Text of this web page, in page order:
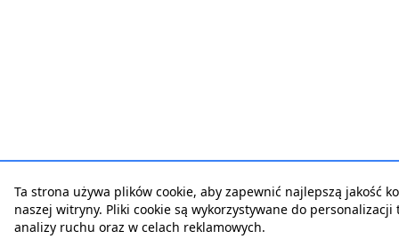
Ta strona używa plików cookie, aby zapewnić najlepszą jakość
naszej witryny. Pliki cookie są wykorzystywane do personalizacji
analizy ruchu oraz w celach reklamowych.